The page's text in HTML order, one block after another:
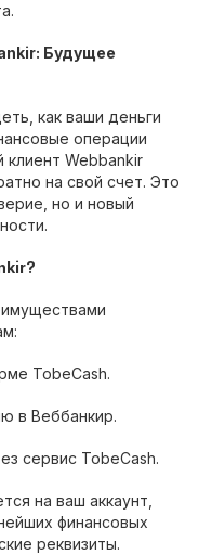
Будущее
как ваши деньги
операции
клиент Webbankir
на свой счет. Это
но и новый
TobeCash.
в Веббанкир.
сервис TobeCash.
на ваш аккаунт,
финансовых
реквизиты.